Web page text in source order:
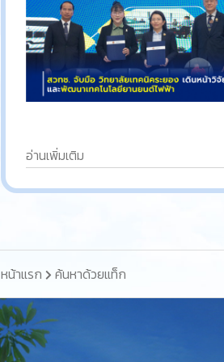
อ่านเพิ่มเติม
หน้าแรก ค้นหาด้วยแท็ก